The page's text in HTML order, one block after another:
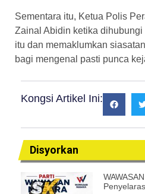
Sementara itu, Ketua Polis
Zainal Abidin ketika
itu dan memaklumkan
bagi mengenal pasti punca
Kongsi Artikel Ini:
Disyorkan